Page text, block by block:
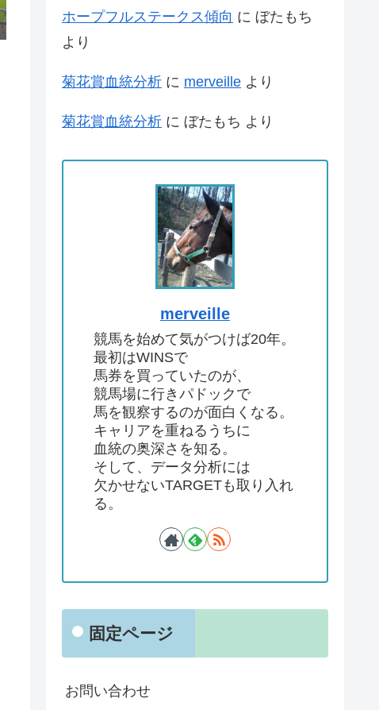
ホープフルステークス傾向 に ぼたもち
より
菊花賞血統分析 に merveille より
菊花賞血統分析 に ぼたもち より
merveille
競馬を始めて気がつけば20年。
最初はWINSで
馬券を買っていたのが、
競馬場に行きパドックで
馬を観察するのが面白くなる。
キャリアを重ねるうちに
血統の奥深さを知る。
そして、データ分析には
欠かせないTARGETも取り入れ
る。
固定ページ
お問い合わせ